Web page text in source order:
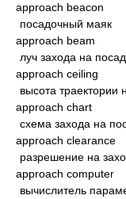
approach beacon
посадочный маяк
approach beam
луч захода на
approach ceiling
высота траектории
approach chart
схема захода на
approach clearance
разрешение на
approach computer
вычислитель